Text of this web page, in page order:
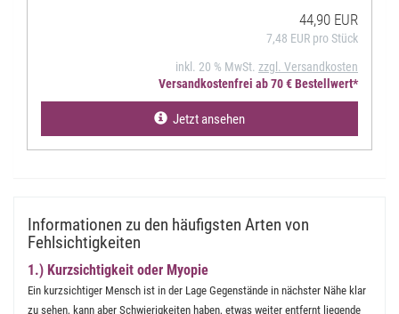
44,90 EUR
7,48 EUR pro Stück
inkl. 20 % MwSt. zzgl. Versandkosten
Versandkostenfrei ab 70 € Bestellwert*
Jetzt ansehen
Informationen zu den häufigsten Arten von
Fehlsichtigkeiten
1.) Kurzsichtigkeit oder Myopie
Ein kurzsichtiger Mensch ist in der Lage Gegenstände in nächster Nähe klar
zu sehen, kann aber Schwierigkeiten haben, etwas weiter entfernt liegende